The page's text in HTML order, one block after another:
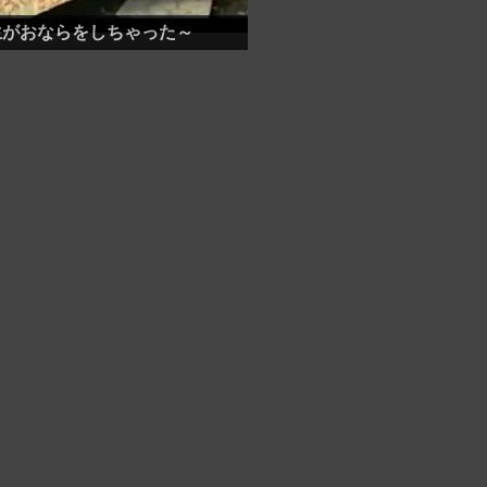
おならをしちゃった～
お宝動画！